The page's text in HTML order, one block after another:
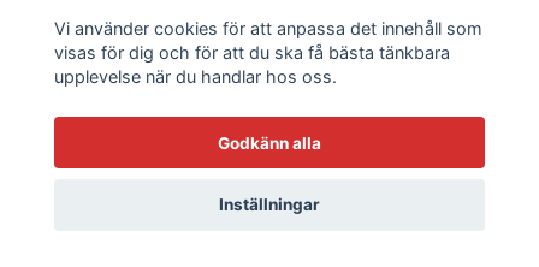
Vi använder cookies för att anpassa det innehåll som
visas för dig och för att du ska få bästa tänkbara
upplevelse när du handlar hos oss.
Godkänn alla
Inställningar